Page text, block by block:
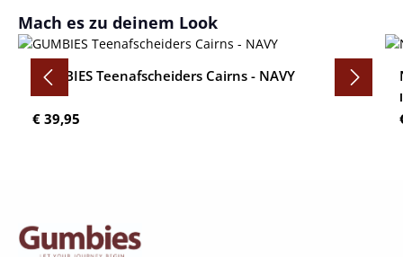
Productgalerij overslaan
Mach es zu deinem Look
GUMBIES Teenafscheiders Cairns - NAVY
Normale prijs:
€ 39,95